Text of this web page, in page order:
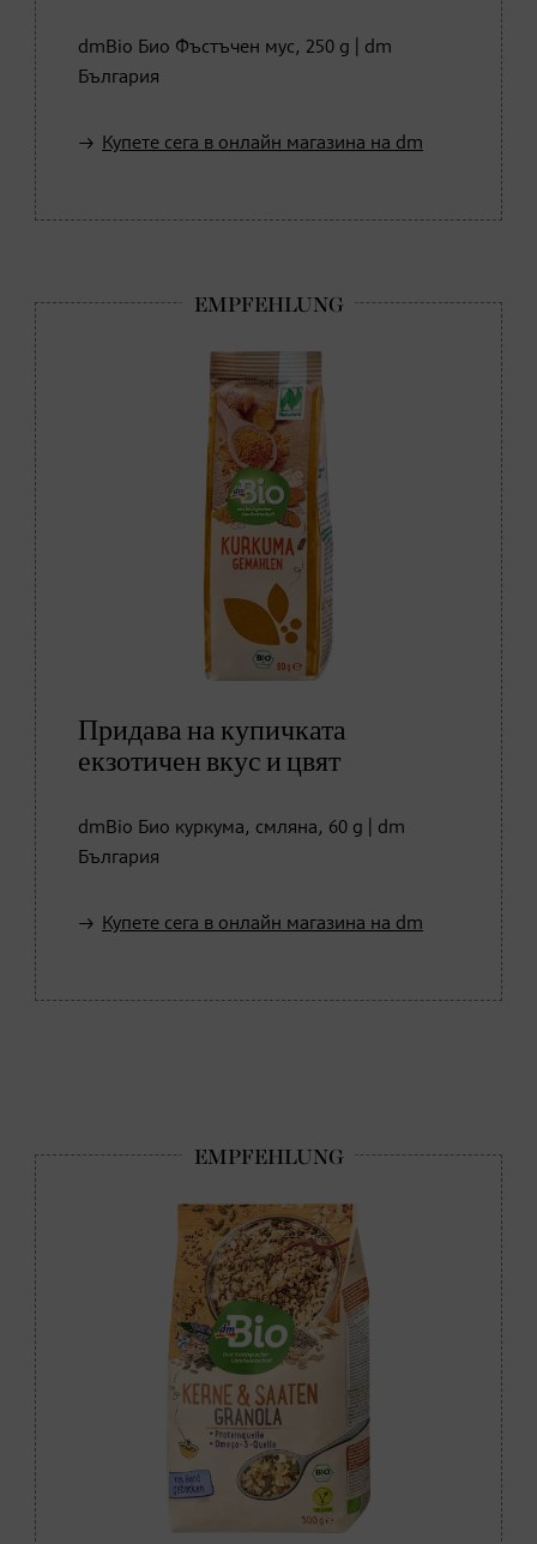
dmBio Био Фъстъчен мус, 250 g | dm
България
Купете сега в онлайн магазина на dm
Придава на купичката
екзотичен вкус и цвят
dmBio Био куркума, смляна, 60 g | dm
България
Купете сега в онлайн магазина на dm